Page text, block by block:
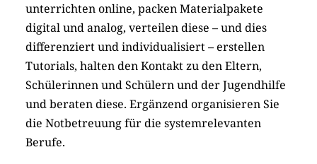
unterrichten online, packen Materialpakete
digital und analog, verteilen diese – und dies
differenziert und individualisiert – erstellen
Tutorials, halten den Kontakt zu den Eltern,
Schülerinnen und Schülern und der Jugendhilfe
und beraten diese. Ergänzend organisieren Sie
die Notbetreuung für die systemrelevanten
Berufe.